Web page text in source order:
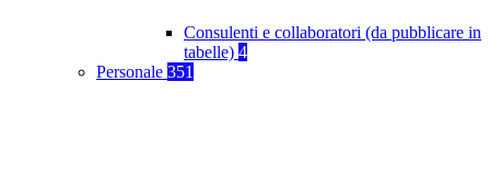
Consulenti e collaboratori (da pubblicare in
tabelle) 4
Personale 351